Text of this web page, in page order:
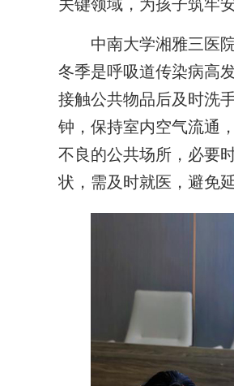
关键领域，为孩子筑牢
中南大学湘雅三医院
冬季是呼吸道传染病高
接触公共物品后及时洗
钟，保持室内空气流通
不良的公共场所，必要
状，需及时就医，避免